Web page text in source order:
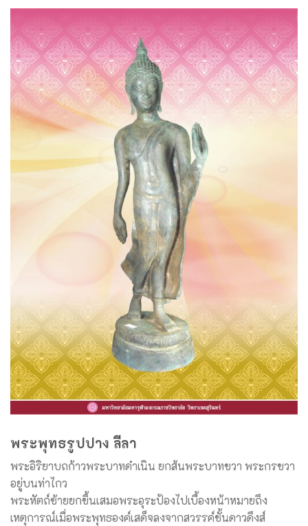
พระพุทธรูปปาง ลีลา
พระอิริยาบถก้าวพระบาทดำเนิน ยกส้นพระบาทขวา พระกรขวา
อยู่บนท่าไกว
พระหัตถ์ซ้ายยกขึ้นเสมอพระอุระป้องไปเบื้องหน้าหมายถึง
เหตุการณ์เมื่อพระพุทธองค์เสด็จลงจากสวรรค์ชั้นดาวดึงส์